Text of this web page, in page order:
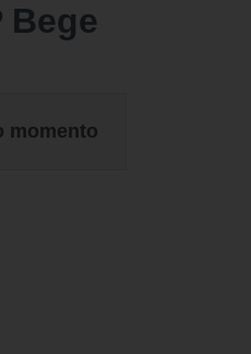
Bege
momento